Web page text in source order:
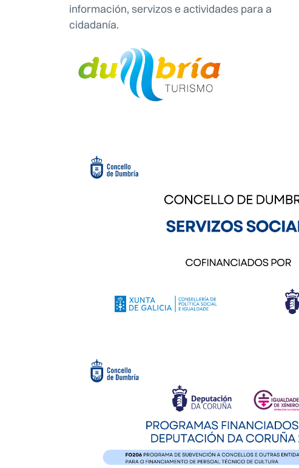
información, servizos e actividades para a
cidadanía.